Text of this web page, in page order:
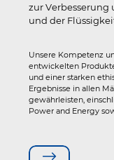
zur
und der
Unsere Kompetenz
entwickelten
und einer starken
Ergebnisse in allen
gewährleisten,
Power and Energy